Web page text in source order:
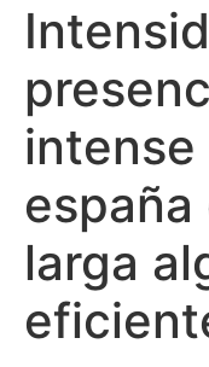
intense
españa
larga